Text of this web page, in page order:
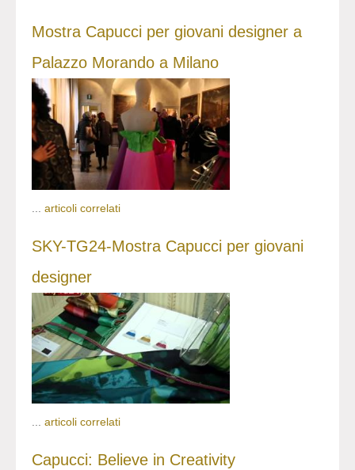
Mostra Capucci per giovani designer a
Palazzo Morando a Milano
articoli correlati
SKY-TG24-Mostra Capucci per giovani
designer
... articoli correlati
Capucci: Believe in Creativity